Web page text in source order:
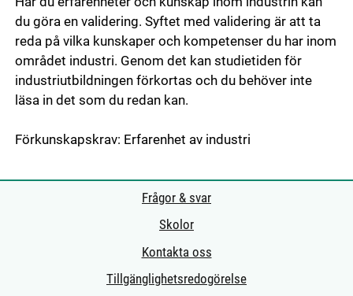
du göra en validering. Syftet med validering är att ta
reda på vilka kunskaper och kompetenser du har inom
området industri. Genom det kan studietiden för
industriutbildningen förkortas och du behöver inte
läsa in det som du redan kan.
Förkunskapskrav: Erfarenhet av industri
Frågor & svar
Skolor
Kontakta oss
Tillgänglighetsredogörelse